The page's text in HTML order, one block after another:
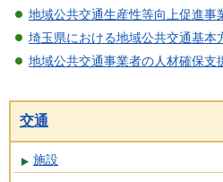
地域公共交通生産性等向上促進事
埼玉県における地域公共交通基本
地域公共交通事業者の人材確保支
交通
施設